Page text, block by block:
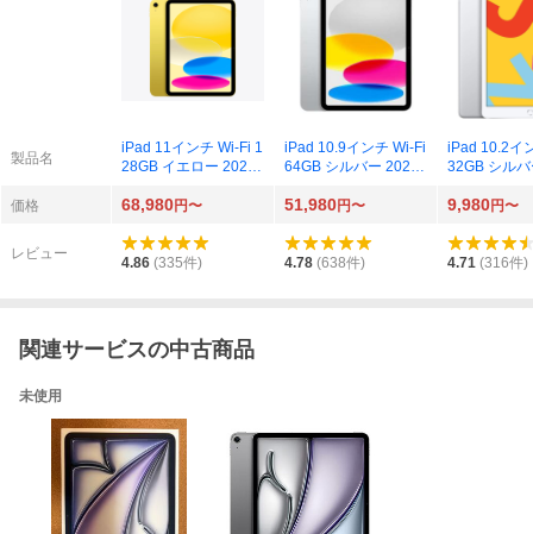
製品名
iPad 11インチ Wi-Fi 1
28GB イエロー 2025
iPad 10.9インチ Wi-Fi
64GB シルバー 2022
iPad 10.2イ
32GB シル
価格
68,980円〜 51,980円〜 9,980円〜
レビュー
4.86 (335件) 4.78 (638件) 4.71 (316件)
関連サービスの中古商品
未使用